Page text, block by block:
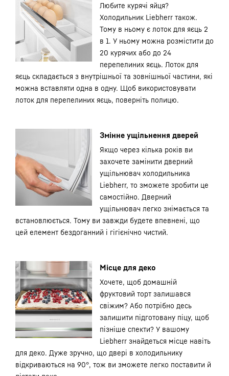
Любите курячі яйця?
Холодильник Liebherr також.
Тому в ньому є лоток для яєць 2
в 1. У ньому можна розмістити до
20 курячих або до 24
перепелиних яєць. Лоток для
яєць складається з внутрішньої та зовнішньої частини, які
можна вставляти одна в одну. Щоб використовувати
лоток для перепелиних яєць, поверніть полицю.
Змінне ущільнення дверей
Якщо через кілька років ви
захочете замінити дверний
ущільнювач холодильника
Liebherr, то зможете зробити це
самостійно. Дверний
ущільнювач легко знімається та
встановлюється. Тому ви завжди будете впевнені, що
цей елемент бездоганний і гігієнічно чистий.
Місце для деко
Хочете, щоб домашній
фруктовий торт залишався
свіжим? Або потрібно десь
залишити підготовану піцу, щоб
пізніше спекти? У вашому
Liebherr знайдеться місце навіть
для деко. Дуже зручно, що двері в холодильнику
відкриваються на 90°, тож ви зможете легко поставити й